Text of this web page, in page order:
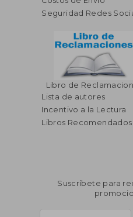
Seguridad Redes
Libro de
Lista de autores
Incentivo a la Lectura
Libros Recomendados
Suscríbete para